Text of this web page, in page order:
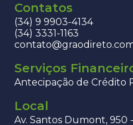
Contatos
(34) 9 9903-4134
(34) 3331-1163
Serviços
Antecipação de Crédito
Local
Av. Santos Dumont, 950